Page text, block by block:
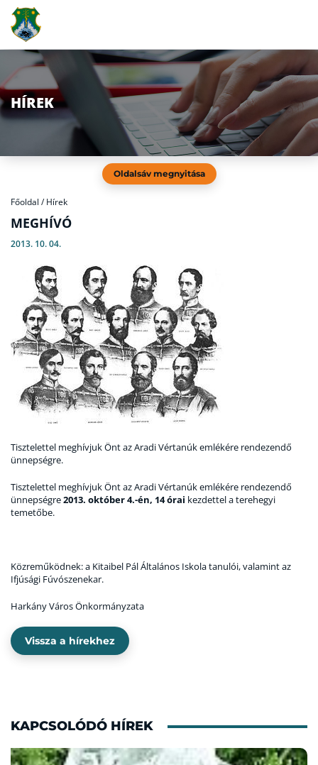
HÍREK
Oldalsáv megnyitása
Főoldal / Hírek
MEGHÍVÓ
2013. 10. 04.
Tisztelettel meghívjuk Önt az Aradi Vértanúk emlékére rendezendő
ünnepségre.
Tisztelettel meghívjuk Önt az Aradi Vértanúk emlékére rendezendő
ünnepségre2013. október 4.-én, 14 órai kezdettel a terehegyi
temetőbe.
Közreműködnek: a Kitaibel Pál Általános Iskola tanulói, valamint az
Ifjúsági Fúvószenekar.
Harkány Város Önkormányzata
Vissza a hírekhez
KAPCSOLÓDÓ HÍREK